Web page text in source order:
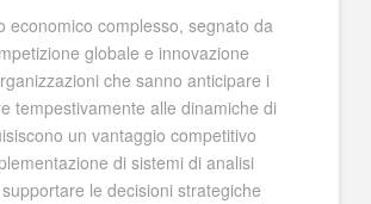
economico complesso, segnato da
globale e innovazione
che sanno anticipare i
tempestivamente alle dinamiche di
un vantaggio competitivo
di sistemi di analisi
le decisioni strategiche